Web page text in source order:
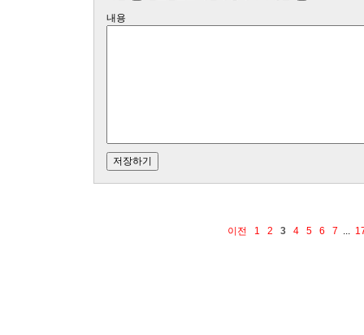
내용
이전 1 2 3 4 5 6 7